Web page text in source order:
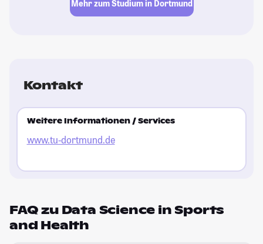
Mehr zum Studium in Dortmund
Kontakt
Weitere Informationen / Services
www.tu-dortmund.de
FAQ zu Data Science in Sports
and Health